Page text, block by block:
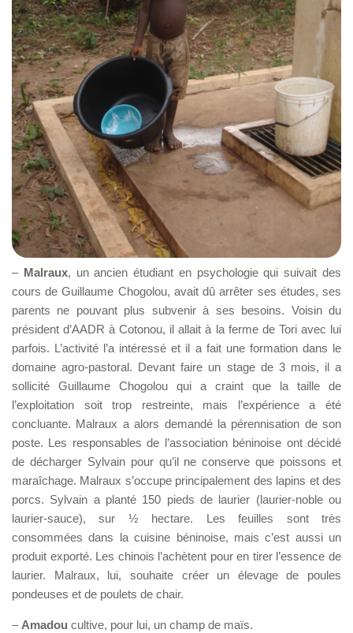
– Malraux, un ancien étudiant en psychologie qui suivait des
cours de Guillaume Chogolou, avait dû arrêter ses études, ses
parents ne pouvant plus subvenir à ses besoins. Voisin du
président d’AADR à Cotonou, il allait à la ferme de Tori avec lui
parfois. L’activité l’a intéressé et il a fait une formation dans le
domaine agro-pastoral. Devant faire un stage de 3 mois, il a
sollicité Guillaume Chogolou qui a craint que la taille de
l’exploitation soit trop restreinte, mais l’expérience a été
concluante. Malraux a alors demandé la pérennisation de son
poste. Les responsables de l’association béninoise ont décidé
de décharger Sylvain pour qu’il ne conserve que poissons et
maraîchage. Malraux s’occupe principalement des lapins et des
porcs. Sylvain a planté 150 pieds de laurier (laurier-noble ou
laurier-sauce), sur ½ hectare. Les feuilles sont très
consommées dans la cuisine béninoise, mais c’est aussi un
produit exporté. Les chinois l’achètent pour en tirer l’essence de
laurier. Malraux, lui, souhaite créer un élevage de poules
pondeuses et de poulets de chair.
– Amadou cultive, pour lui, un champ de maïs.